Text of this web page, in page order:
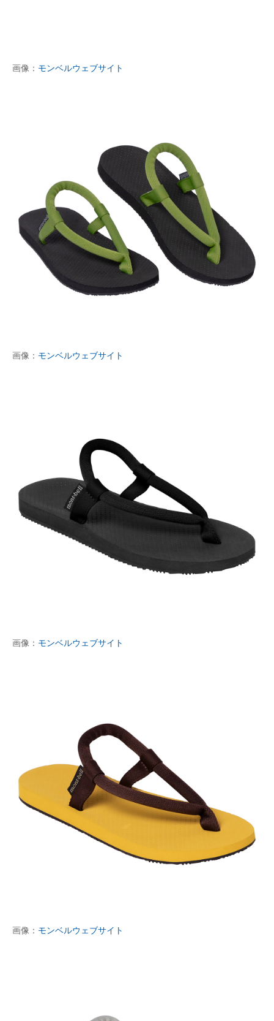
画像： モンベルウェブサイト
画像： モンベルウェブサイト
画像： モンベルウェブサイト
画像： モンベルウェブサイト